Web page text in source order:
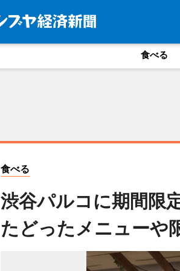
食べる
食べる
渋谷パルコに期間限
たどったメニューや